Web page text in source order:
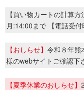
【買い物カートの計算
月:14:00まで 【電話受
【おしらせ】 令和８年熊
様のwebサイトご確認下
【夏季休業のおしらせ】